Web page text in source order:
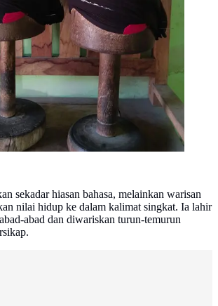
sekadar hiasan bahasa, melainkan warisan
nilai hidup ke dalam kalimat singkat. Ia lahir
abad dan diwariskan turun-temurun